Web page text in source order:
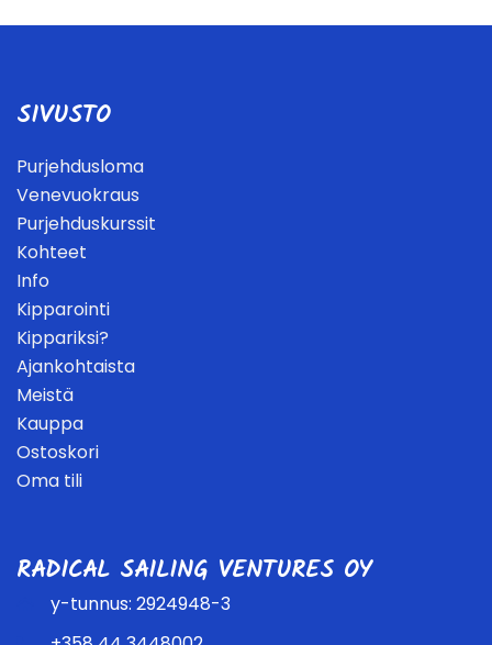
SIVUSTO
Purjehdusloma
Venevuokraus
Purjehduskurssit
Kohteet
Info
Kipparointi
Kippariksi?
Ajankohtaista
Meistä
Kauppa
Ostoskori
Oma tili
RADICAL SAILING VENTURES OY
y-tunnus: 2924948-3